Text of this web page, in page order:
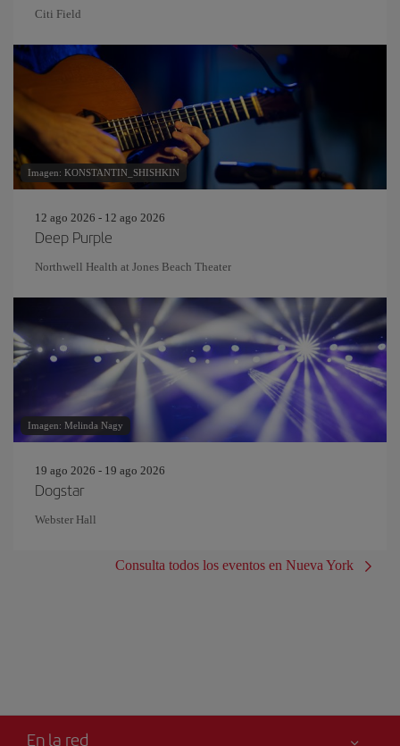
Citi Field
Imagen: KONSTANTIN_SHISHKIN
12 ago 2026 - 12 ago 2026
Deep Purple
Northwell Health at Jones Beach Theater
Imagen: Melinda Nagy
19 ago 2026 - 19 ago 2026
Dogstar
Webster Hall
Consulta todos los eventos en Nueva York
En la red